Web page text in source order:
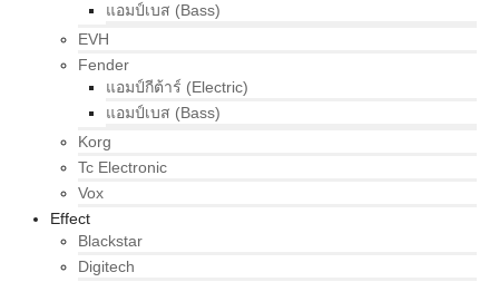
แอมป์เบส (Bass)
EVH
Fender
แอมป์กีต้าร์ (Electric)
แอมป์เบส (Bass)
Korg
Tc Electronic
Vox
Effect
Blackstar
Digitech